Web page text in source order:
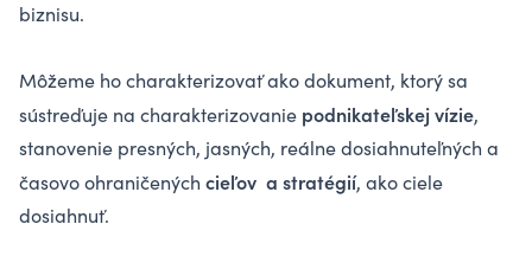
biznisu.
Môžeme ho charakterizovať ako dokument, ktorý sa
sústreďuje na charakterizovanie podnikateľskej vízie,
stanovenie presných, jasných, reálne dosiahnuteľných a
časovo ohraničených cieľov a stratégií, ako ciele
dosiahnuť.